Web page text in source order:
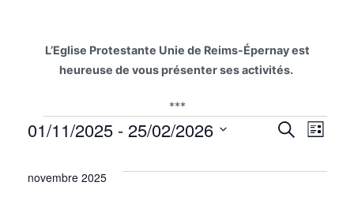
L’Eglise Protestante Unie de Reims-Épernay est
heureuse de vous présenter ses activités.
***
Évènements
et
Recherche
de
Liste
01/11/2025 - 25/02/2026
novembre 2025